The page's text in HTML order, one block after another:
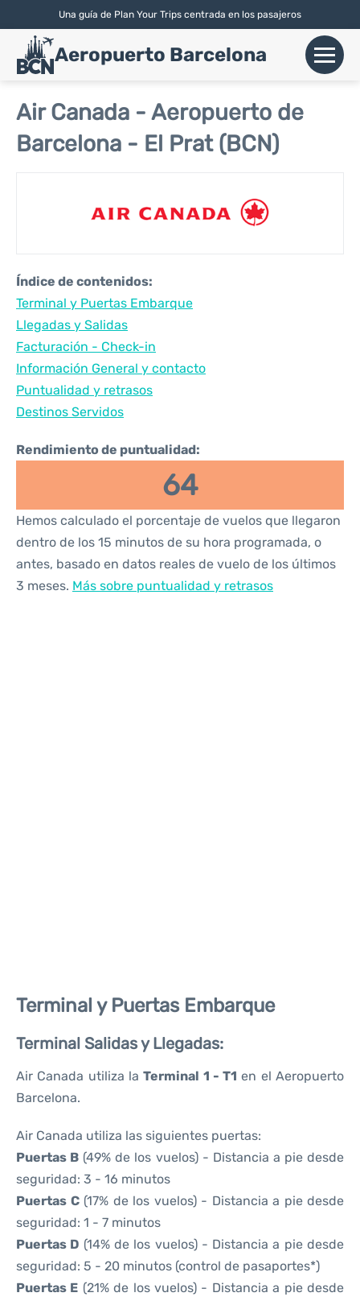
Una guía de Plan Your Trips centrada en los pasajeros
English| Español |Català
Aeropuerto Barcelona
Vuelos
Aerolíneas
Transport
Más Info
Reviews
Air Canada - Aeropuerto de
Barcelona - El Prat (BCN)
Índice de contenidos:
Terminal y Puertas Embarque
Llegadas y Salidas
Facturación - Check-in
Información General y contacto
Puntualidad y retrasos
Destinos Servidos
Rendimiento de puntualidad:
64
Hemos calculado el porcentaje de vuelos que llegaron
dentro de los 15 minutos de su hora programada, o
antes, basado en datos reales de vuelo de los últimos
3 meses. Más sobre puntualidad y retrasos
Terminal y Puertas Embarque
Terminal Salidas y Llegadas:
Air Canada utiliza laTerminal 1 - T1 en el Aeropuerto
Barcelona.
Air Canada utiliza las siguientes puertas:
Puertas B (49% de los vuelos) - Distancia a pie desde
seguridad: 3 - 16 minutos
Puertas C(17% de los vuelos) - Distancia a pie desde
seguridad: 1 - 7 minutos
Puertas D (14% de los vuelos) - Distancia a pie desde
seguridad: 5 - 20 minutos (control de pasaportes*)
Puertas E (21% de los vuelos) - Distancia a pie desde